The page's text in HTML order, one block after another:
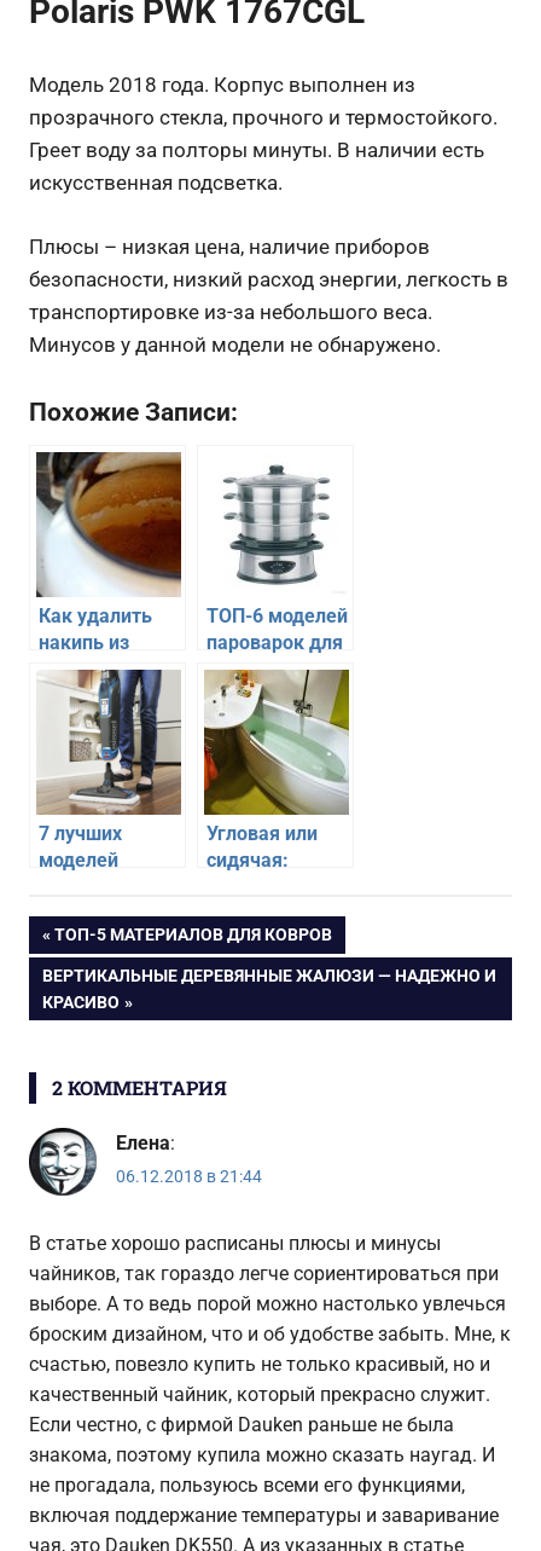
Polaris PWK 1767CGL
Модель 2018 года. Корпус выполнен из
прозрачного стекла, прочного и термостойкого.
Греет воду за полторы минуты. В наличии есть
искусственная подсветка.
Плюсы – низкая цена, наличие приборов
безопасности, низкий расход энергии, легкость в
транспортировке из-за небольшого веса.
Минусов у данной модели не обнаружено.
Похожие Записи:
Как удалить
накипь из
чайника
ТОП-6 моделей
пароварок для
быстрой и
полезной
готовки
7 лучших
моделей
Угловая или
сидячая:
минусы
моделей ванн
для небольших
Навигация
по
ПРЕДЫДУЩАЯ
ЗАПИСЬ:
ТОП-5 МАТЕРИАЛОВ ДЛЯ КОВРОВ
СЛЕДУЮЩАЯ
ЗАПИСЬ:
ВЕРТИКАЛЬНЫЕ ДЕРЕВЯННЫЕ ЖАЛЮЗИ — НАДЕЖНО И
КРАСИВО
2 КОММЕНТАРИЯ
Елена:
06.12.2018 в 21:44
В статье хорошо расписаны плюсы и минусы
чайников, так гораздо легче сориентироваться при
выборе. А то ведь порой можно настолько увлечься
броским дизайном, что и об удобстве забыть. Мне, к
счастью, повезло купить не только красивый, но и
качественный чайник, который прекрасно служит.
Если честно, с фирмой Dauken раньше не была
знакома, поэтому купила можно сказать наугад. И
не прогадала, пользуюсь всеми его функциями,
включая поддержание температуры и заваривание
чая, это Dauken DK550. А из указанных в статье